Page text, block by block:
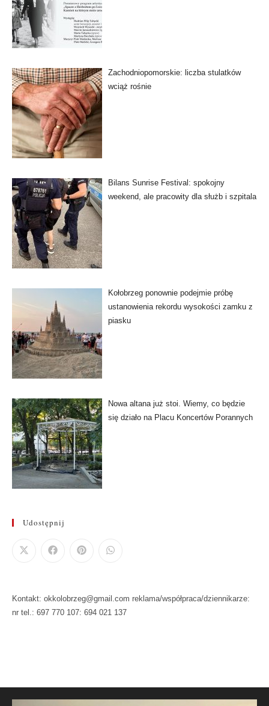
Zachodniopomorskie: liczba stulatków
wciąż rośnie
Bilans Sunrise Festival: spokojny
weekend, ale pracowity dla służb i szpitala
Kołobrzeg ponownie podejmie próbę
ustanowienia rekordu wysokości zamku z
piasku
Nowa altana już stoi. Wiemy, co będzie
się działo na Placu Koncertów Porannych
Udostępnij
Kontakt: okkolobrzeg@gmail.com reklama/współpraca/dziennikarze:
nr tel.: 697 770 107: 694 021 137